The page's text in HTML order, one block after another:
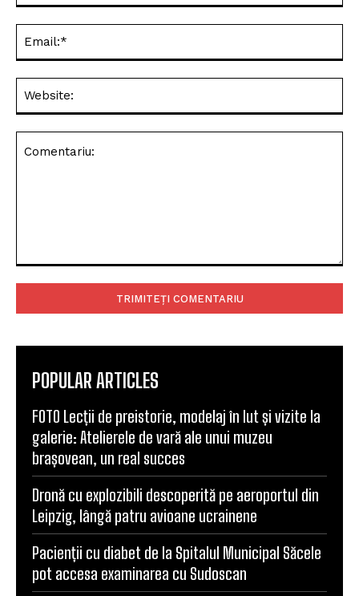
POPULAR ARTICLES
FOTO Lecții de preistorie, modelaj în lut și vizite la
galerie: Atelierele de vară ale unui muzeu
brașovean, un real succes
Dronă cu explozibili descoperită pe aeroportul din
Leipzig, lângă patru avioane ucrainene
Pacienții cu diabet de la Spitalul Municipal Săcele
pot accesa examinarea cu Sudoscan